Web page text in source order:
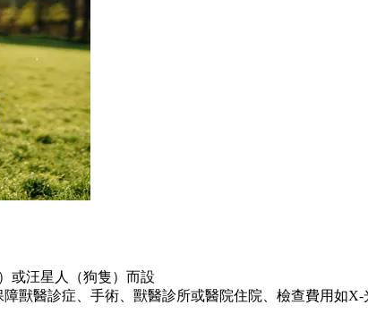
或汪星人（狗隻）而設
獸醫診症、手術、獸醫診所或醫院住院、檢查費用如